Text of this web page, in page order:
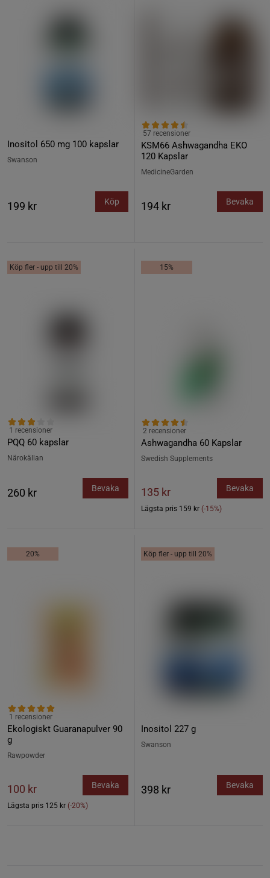
Inositol 650 mg 100 kapslar
Swanson
199 kr Köp
KSM66 Ashwagandha EKO
120 Kapslar
57 recensioner
MedicineGarden
194 kr Bevaka
Köp fler - upp till 20%
PQQ 60 kapslar
1 recensioner
Närokällan
260 kr Bevaka
15%
Ashwagandha 60 Kapslar
2 recensioner
Swedish Supplements
135 kr
Lägsta pris 159 kr (-15%)
Bevaka
20%
Ekologiskt Guaranapulver 90
g
1 recensioner
Rawpowder
100 kr
Lägsta pris 125 kr (-20%)
Bevaka
Köp fler - upp till 20%
Inositol 227 g
Swanson
398 kr Bevaka